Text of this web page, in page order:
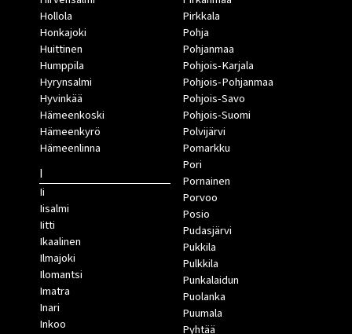
Hollola
Honkajoki
Huittinen
Humppila
Hyrynsalmi
Hyvinkää
Hämeenkoski
Hämeenkyrö
Hämeenlinna
I
Ii
Iisalmi
Iitti
Ikaalinen
Ilmajoki
Ilomantsi
Imatra
Inari
Inkoo
Pirkkala
Pohja
Pohjanmaa
Pohjois-Karjala
Pohjois-Pohjanmaa
Pohjois-Savo
Pohjois-Suomi
Polvijärvi
Pomarkku
Pori
Pornainen
Porvoo
Posio
Pudasjärvi
Pukkila
Pulkkila
Punkalaidun
Puolanka
Puumala
Pyhtää